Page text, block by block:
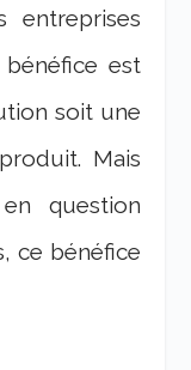
entreprises
est
soit une
Mais
question
ce bénéfice